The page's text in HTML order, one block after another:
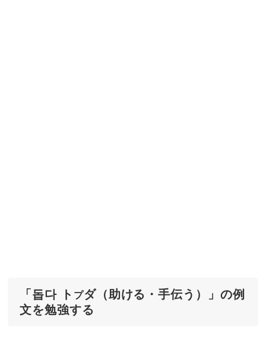
「돕다 ト プダ（助ける・手伝う）」の例
文を勉強する